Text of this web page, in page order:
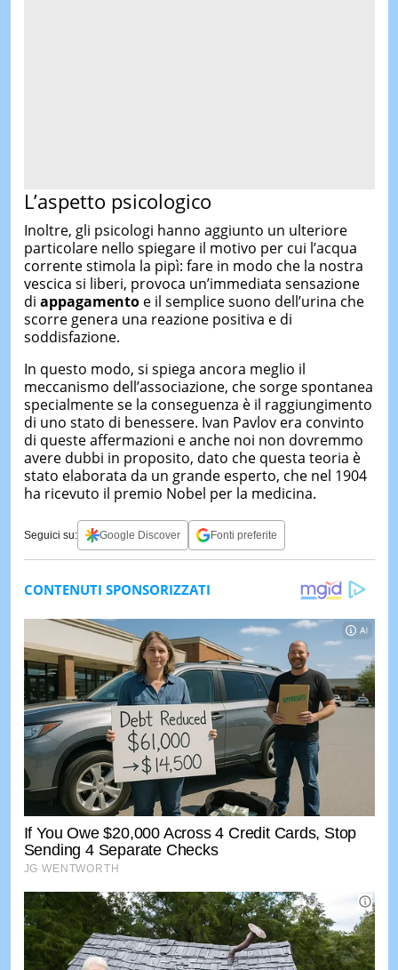
L’aspetto psicologico
Inoltre, gli psicologi hanno aggiunto un ulteriore
particolare nello spiegare il motivo per cui l’acqua
corrente stimola la pipì: fare in modo che la nostra
vescica si liberi, provoca un’immediata sensazione
di appagamentoe il semplice suono dell’urina che
scorre genera una reazione positiva e di
soddisfazione.
In questo modo, si spiega ancora meglio il
meccanismo dell’associazione, che sorge spontanea
specialmente se la conseguenza è il raggiungimento
di uno stato di benessere. Ivan Pavlov era convinto
di queste affermazioni e anche noi non dovremmo
avere dubbi in proposito, dato che questa teoria è
stato elaborata da un grande esperto, che nel 1904
ha ricevuto il premio Nobel per la medicina.
Seguici su: Google Discover Fonti preferite